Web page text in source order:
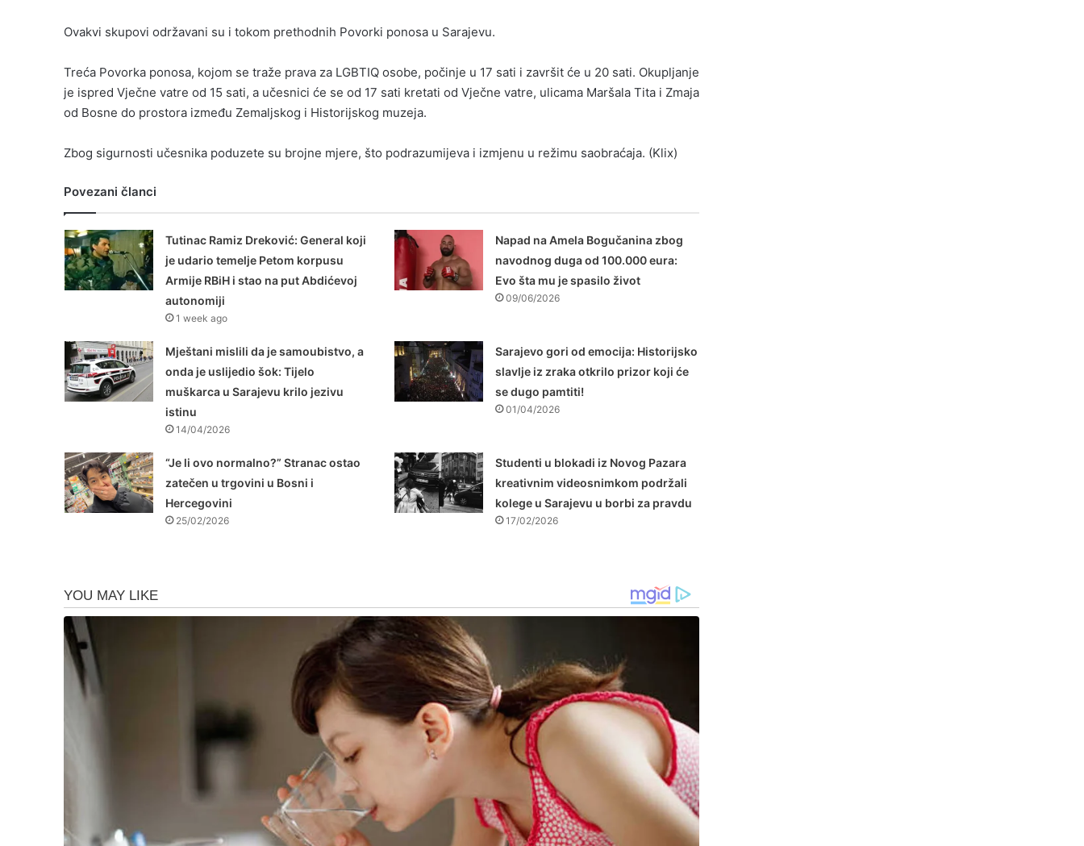
Ovakvi skupovi održavani su i tokom prethodnih Povorki ponosa u Sarajevu.
Treća Povorka ponosa, kojom se traže prava za LGBTIQ osobe, počinje u 17 sati i završit će u 20 sati. Okupljanje
je ispred Vječne vatre od 15 sati, a učesnici će se od 17 sati kretati od Vječne vatre, ulicama Maršala Tita i Zmaja
od Bosne do prostora između Zemaljskog i Historijskog muzeja.
Zbog sigurnosti učesnika poduzete su brojne mjere, što podrazumijeva i izmjenu u režimu saobraćaja. (Klix)
Povezani članci
Tutinac Ramiz Dreković: General koji
je udario temelje Petom korpusu
Armije RBiH i stao na put Abdićevoj
autonomiji
1 week ago
Napad na Amela Bogučanina zbog
navodnog duga od 100.000 eura:
Evo šta mu je spasilo život
09/06/2026
Mještani mislili da je samoubistvo, a
onda je uslijedio šok: Tijelo
muškarca u Sarajevu krilo jezivu
istinu
14/04/2026
Sarajevo gori od emocija: Historijsko
slavlje iz zraka otkrilo prizor koji će
se dugo pamtiti!
01/04/2026
“Je li ovo normalno?” Stranac ostao
zatečen u trgovini u Bosni i
Hercegovini
25/02/2026
Studenti u blokadi iz Novog Pazara
kreativnim videosnimkom podržali
kolege u Sarajevu u borbi za pravdu
17/02/2026